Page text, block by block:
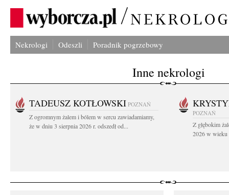
Nekrologi Odeszli Poradnik pogrzebowy
Inne nekrologi
TADEUSZ KOTŁOWSKI POZNAŃ
Z ogromnym żalem i bólem w sercu zawiadamiamy,
że w dniu 3 sierpnia 2026 r. odszedł od...
POZNAŃ
Z głębokim
2026 w wieku